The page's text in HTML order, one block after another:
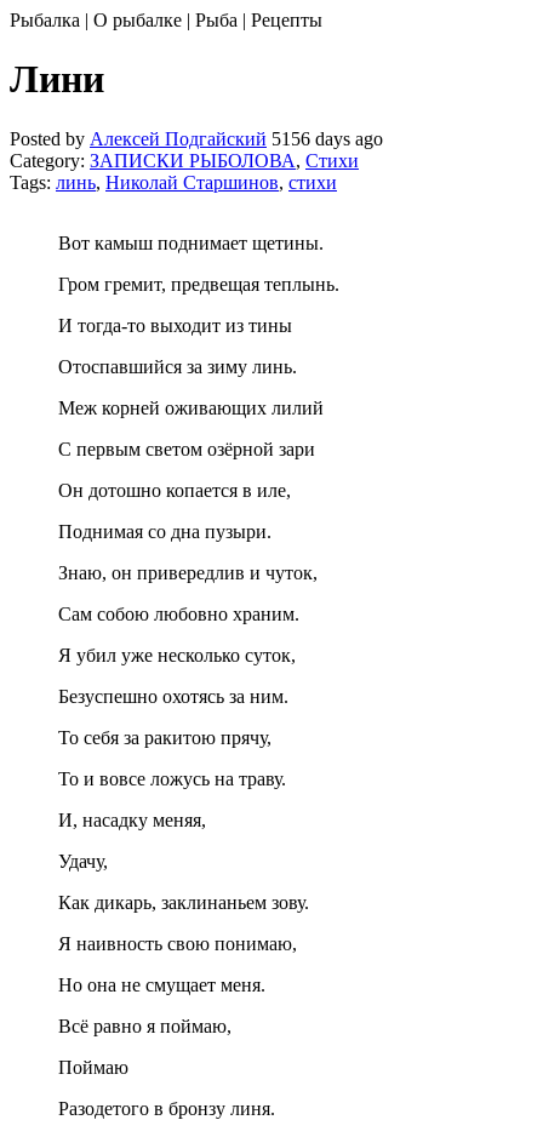
Рыбалка | О рыбалке | Рыба | Рецепты
Лини
Posted by Алексей Подгайский 5156 days ago
Category: ЗАПИСКИ РЫБОЛОВА, Стихи
Tags: линь, Николай Старшинов, стихи
Вот камыш поднимает щетины.
Гром гремит, предвещая теплынь.
И тогда-то выходит из тины
Отоспавшийся за зиму линь.
Меж корней оживающих лилий
С первым светом озёрной зари
Он дотошно копается в иле,
Поднимая со дна пузыри.
Знаю, он привередлив и чуток,
Сам собою любовно храним.
Я убил уже несколько суток,
Безуспешно охотясь за ним.
То себя за ракитою прячу,
То и вовсе ложусь на траву.
И, насадку меняя,
Удачу,
Как дикарь, заклинаньем зову.
Я наивность свою понимаю,
Но она не смущает меня.
Всё равно я поймаю,
Поймаю
Разодетого в бронзу линя.